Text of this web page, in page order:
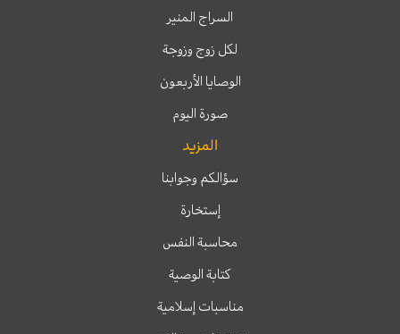
السراج المنير
لكل زوج وزوجة
الوصايا الأربعون
صورة اليوم
المزيد
سؤالكم وجوابنا
إستخارة
محاسبة النفس
كتابة الوصية
مناسبات إسلامية